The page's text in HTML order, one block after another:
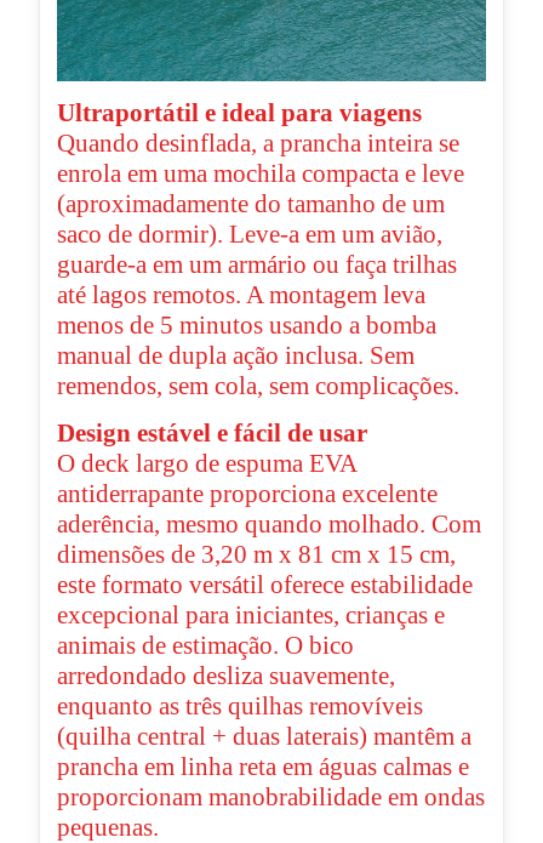
Ultraportátil e ideal para viagens
Quando desinflada, a prancha inteira se
enrola em uma mochila compacta e leve
(aproximadamente do tamanho de um
saco de dormir). Leve-a em um avião,
guarde-a em um armário ou faça trilhas
até lagos remotos. A montagem leva
menos de 5 minutos usando a bomba
manual de dupla ação inclusa. Sem
remendos, sem cola, sem complicações.
Design estável e fácil de usar
O deck largo de espuma EVA
antiderrapante proporciona excelente
aderência, mesmo quando molhado. Com
dimensões de 3,20 m x 81 cm x 15 cm,
este formato versátil oferece estabilidade
excepcional para iniciantes, crianças e
animais de estimação. O bico
arredondado desliza suavemente,
enquanto as três quilhas removíveis
(quilha central + duas laterais) mantêm a
prancha em linha reta em águas calmas e
proporcionam manobrabilidade em ondas
pequenas.